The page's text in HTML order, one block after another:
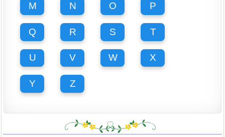
M N O P
Q R S T
U V W X
Y Z